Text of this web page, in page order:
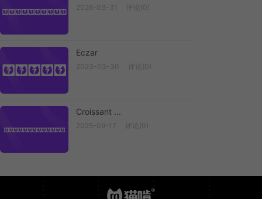
Nova Round
2026-03-31 评论(0)
Eczar
Eczar
2023-03-30 评论(0)
Croissant ...
Croissant ...
2025-09-17 评论(0)